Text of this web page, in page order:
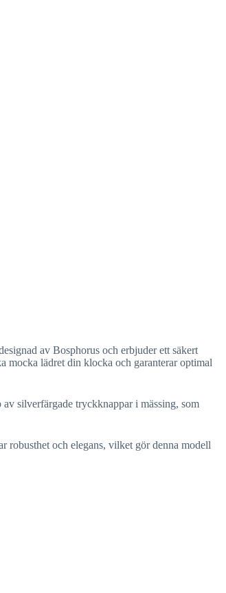
av Bosphorus och erbjuder ett säkert
mocka lädret din klocka och garanterar optimal
silverfärgade tryckknappar i mässing, som
robusthet och elegans, vilket gör denna modell